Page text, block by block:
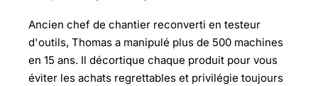
Ancien chef de chantier reconverti en testeur
d'outils, Thomas a manipulé plus de 500 machines
en 15 ans. Il décortique chaque produit pour vous
éviter les achats regrettables et privilégie toujours